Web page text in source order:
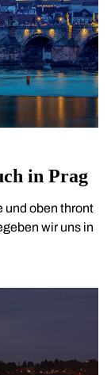
in Prag
und oben thront
wir uns in